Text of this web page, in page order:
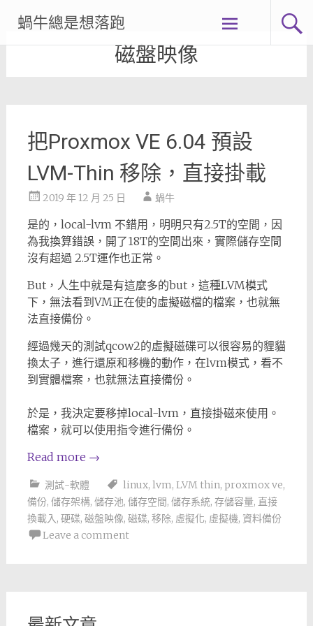
content
蝸牛總是想落跑
磁盤映像
把Proxmox VE 6.04 預設
LVM-Thin 移除，直接掛載
2019 年 12 月 25 日 蝸牛
是的，local-lvm 不錯用，明明只有2.5T的空間，因
為我換算錯誤，開了18T的空間出來，實際儲存空間
沒有超過 2.5T運作也正常。
But，人生中就是有這麼多的but，這種LVM模式
下，無法看到VM正在使的虛擬磁檔的檔案，也就無
法直接備份。
經過幾天的測試qcow2的虛擬磁碟可以很容易的貍貓
換太子，進行還原和移機的動作，在lvm模式，看不
到實體檔案，也就無法直接備份。
於是，我決定要移掉local-lvm，直接掛磁來使用。
檔案，就可以使用指令進行備份。
Read more →
測試-軟體 linux, lvm, LVM thin, proxmox ve,
備份, 儲存架構, 儲存池, 儲存空間, 儲存系統, 存儲容量, 直接
換載入, 硬碟, 磁盤映像, 磁碟, 移除, 虛擬化, 虛擬機, 資料備份
Leave a comment